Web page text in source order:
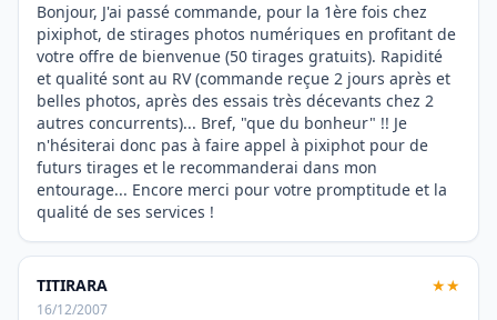
Bonjour, J'ai passé commande, pour la 1ère fois chez
pixiphot, de stirages photos numériques en profitant de
votre offre de bienvenue (50 tirages gratuits). Rapidité
et qualité sont au RV (commande reçue 2 jours après et
belles photos, après des essais très décevants chez 2
autres concurrents)... Bref, "que du bonheur" !! Je
n'hésiterai donc pas à faire appel à pixiphot pour de
futurs tirages et le recommanderai dans mon
entourage... Encore merci pour votre promptitude et la
qualité de ses services !
TITIRARA ★★
16/12/2007